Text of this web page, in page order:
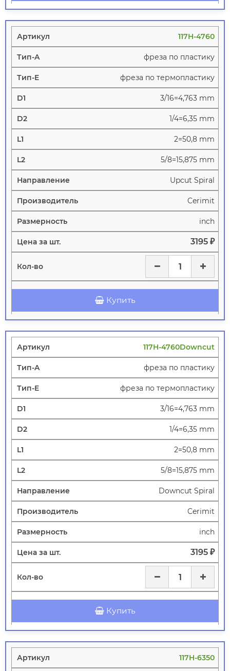
117H-4760
фреза по пластику
фреза по термопластику
3/16=4,763 mm
1/4=6,35 mm
2=50,8 mm
5/8=15,875 mm
Upcut Spiral
Cerimit
inch
3195 ₽
Купить
117H-4760Downcut
фреза по пластику
фреза по термопластику
3/16=4,763 mm
1/4=6,35 mm
2=50,8 mm
5/8=15,875 mm
Downcut Spiral
Cerimit
inch
3195 ₽
Купить
117H-6350